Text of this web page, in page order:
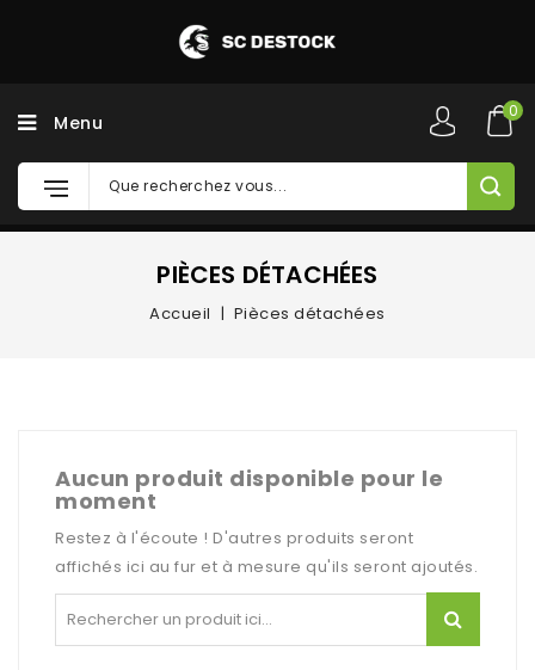
Menu
0
PIÈCES DÉTACHÉES
Accueil Pièces détachées
Aucun produit disponible pour le
moment
Restez à l'écoute ! D'autres produits seront
affichés ici au fur et à mesure qu'ils seront ajoutés.